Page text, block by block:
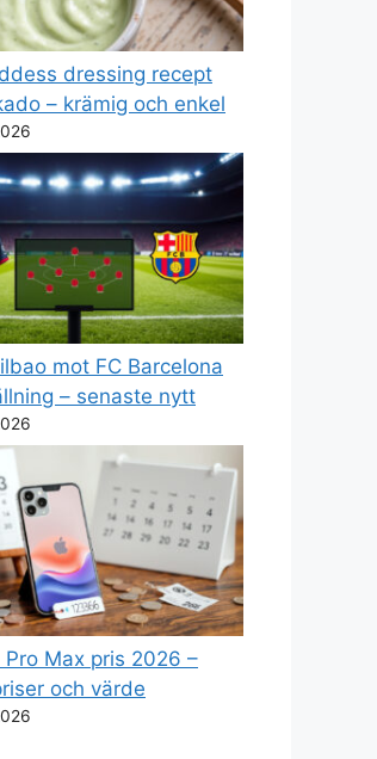
dressing recept
– krämig och enkel
mot FC Barcelona
– senaste nytt
Pro Max pris 2026 –
och värde